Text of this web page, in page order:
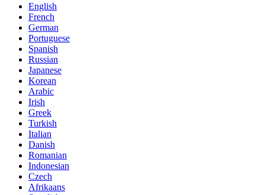
English
French
German
Portuguese
Spanish
Russian
Japanese
Korean
Arabic
Irish
Greek
Turkish
Italian
Danish
Romanian
Indonesian
Czech
Afrikaans